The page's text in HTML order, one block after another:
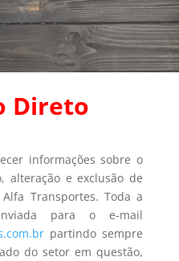
Direto
informações sobre o
alteração e exclusão de
Transportes. Toda a
para o e-mail
partindo sempre
do setor em questão,